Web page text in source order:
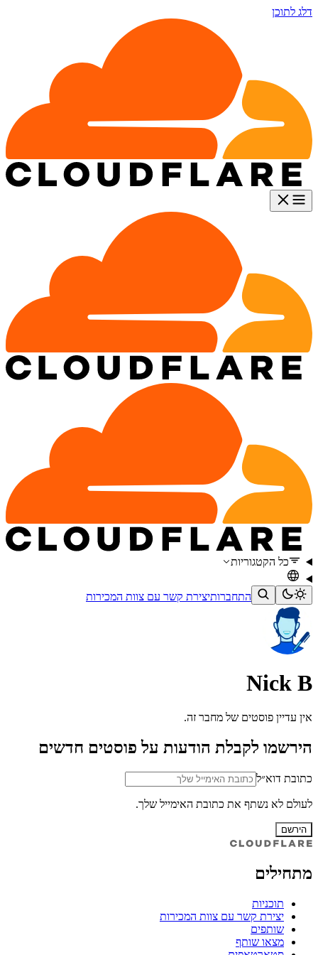
דלג לתוכן
כל הקטגוריות
התחברותיצירת קשר עם צוות המכירות
Nick B
אין עדיין פוסטים של מחבר זה.
הירשמו לקבלת הודעות על פוסטים חדשים
כתובת דוא״ל
לעולם לא נשתף את כתובת האימייל שלך.
הירשם
מתחילים
תוכניות
יצירת קשר עם צוות המכירות
שותפים
מצאו שותף